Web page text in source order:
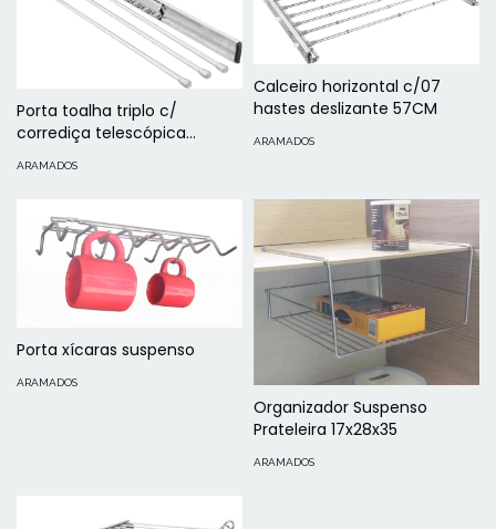
Porta toalha triplo c/
corrediça telescópica
ARAMADOS
Calceiro horizontal c/07
hastes deslizante 57CM
ARAMADOS
Porta xícaras suspenso
ARAMADOS
Organizador Suspenso
Prateleira 17x28x35
ARAMADOS